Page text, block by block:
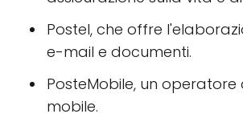
Postel, che offre
e-mail e documenti.
PosteMobile, un operatore
mobile.